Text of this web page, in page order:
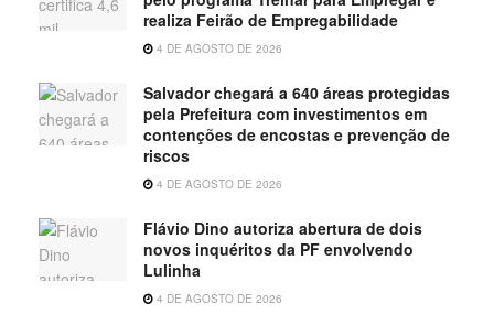
realiza Feirão de Empregabilidade
4 DE AGOSTO DE 2026
Salvador chegará a 640 áreas protegidas
pela Prefeitura com investimentos em
contenções de encostas e prevenção de
riscos
4 DE AGOSTO DE 2026
Flávio Dino autoriza abertura de dois
novos inquéritos da PF envolvendo
Lulinha
4 DE AGOSTO DE 2026